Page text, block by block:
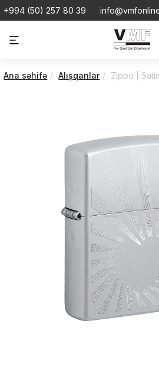
+994 (50) 257 80 39
Ana səhifə Alışqanlar Zippo | Satin